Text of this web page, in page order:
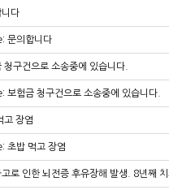
니다
문의합니다
청구건으로 소송중에 있습니다.
보험금 청구건으로 소송중에 있습니다.
고 장염
초밥 먹고 장염
고로 인한 뇌전증 후유장해 발생. 8년째